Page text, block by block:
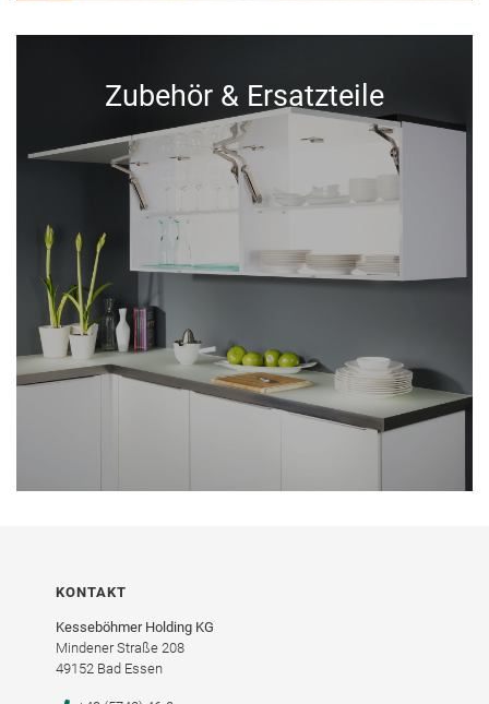
Zubehör & Ersatzteile
KONTAKT
Kesseböhmer Holding KG
Mindener Straße 208
49152 Bad Essen